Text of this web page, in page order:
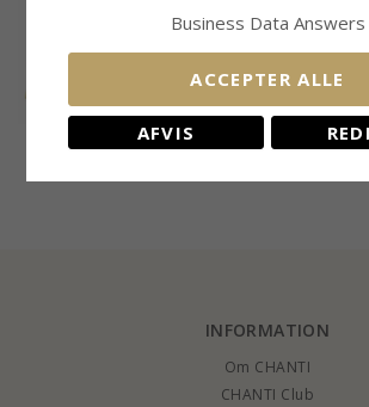
2 x 0,20 ct diamant
14 karat guld med
stål - OCEANA
INFORMATION
Om CHANTI
CHANTI Club
Business Data Answers
ACCEPTER ALLE
AFVIS